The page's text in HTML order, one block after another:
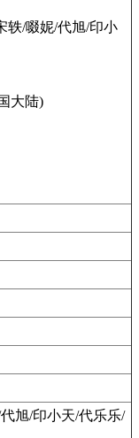
轶/啜妮/代旭/印小
大陆)
旭/印小天/代乐乐/